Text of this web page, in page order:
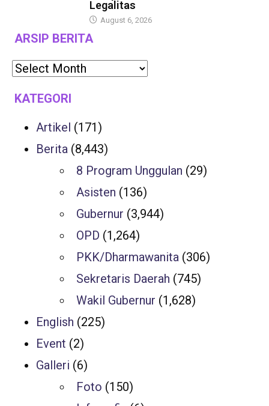
Legalitas
August 6, 2026
ARSIP BERITA
KATEGORI
Artikel (171)
Berita (8,443)
8 Program Unggulan (29)
Asisten (136)
Gubernur (3,944)
OPD (1,264)
PKK/Dharmawanita (306)
Sekretaris Daerah (745)
Wakil Gubernur (1,628)
English (225)
Event (2)
Galleri (6)
Foto (150)